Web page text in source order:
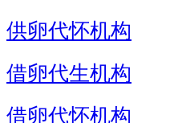
供卵代怀机构
借卵代生机构
借卵代怀机构